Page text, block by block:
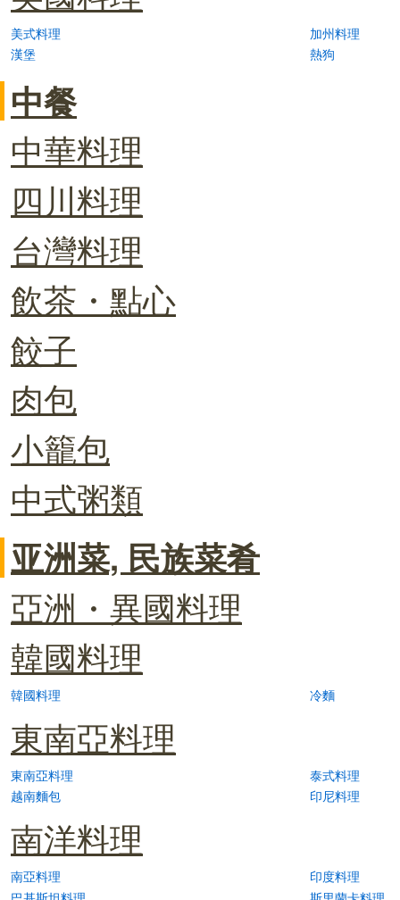
美式料理
加州料理
漢堡
熱狗
中餐
中華料理
四川料理
台灣料理
飲茶・點心
餃子
肉包
小籠包
中式粥類
亚洲菜, 民族菜肴
亞洲・異國料理
韓國料理
韓國料理 冷麵
東南亞料理
東南亞料理
泰式料理
越南麵包
印尼料理
南洋料理
南亞料理
印度料理